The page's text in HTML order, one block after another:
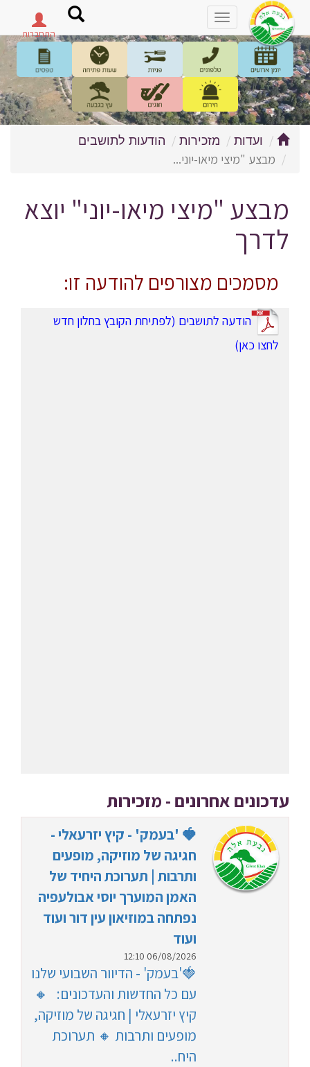
פתח
תפריט
ועדות מזכירות הודעות לתושבים
מבצע "מיצי מיאו-יוני...
מבצע "מיצי מיאו-יוני" יוצא
לדרך
מסמכים מצורפים להודעה זו:
הודעה לתושבים (לפתיחת הקובץ בחלון חדש
לחצו כאן)
עדכונים אחרונים - מזכירות
🍓 'בעמק' - קיץ יזרעאלי -
חגיגה של מוזיקה, מופעים
ותרבות | תערוכת היחיד של
האמן המוערך יוסי אבולעפיה
נפתחה במוזיאון עין דור ועוד
ועוד
06/08/2026 12:10
🍓'בעמק' - הדיוור השבועי שלנו
עם כל החדשות והעדכונים: 🔸
קיץ יזרעאלי | חגיגה של מוזיקה,
מופעים ותרבות 🔸 תערוכת
היח..